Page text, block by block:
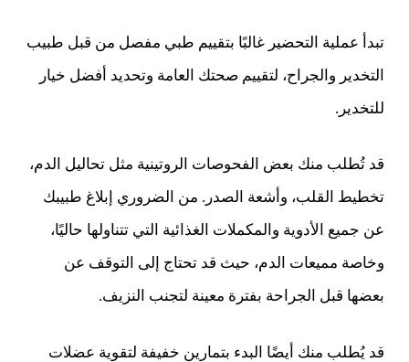
تبدأ عملية التحضير غالبًا بتقييم طبي مفصل من قبل طبيب
التخدير والجراح، لتقييم صحتك العامة وتحديد أفضل خيار
للتخدير.
قد تُطلب منك بعض الفحوصات الروتينية مثل تحاليل الدم،
تخطيط القلب، وأشعة الصدر. من الضروري إبلاغ طبيبك
عن جميع الأدوية والمكملات الغذائية التي تتناولها حاليًا،
وخاصة مميعات الدم، حيث قد تحتاج إلى التوقف عن
بعضها قبل الجراحة بفترة معينة لتجنب النزيف.
قد يُطلب منك أيضًا البدء بتمارين خفيفة لتقوية عضلات